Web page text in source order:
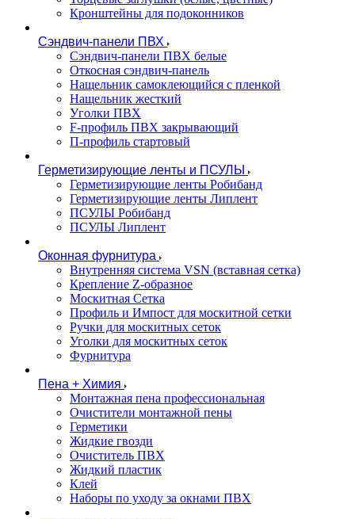
Кронштейны для подоконников
Сэндвич-панели ПВХ
Сэндвич-панели ПВХ белые
Откосная сэндвич-панель
Нащельник самоклеющийся с пленкой
Нащельник жесткий
Уголки ПВХ
F-профиль ПВХ закрывающий
П-профиль стартовый
Герметизирующие ленты и ПСУЛЫ
Герметизирующие ленты Робибанд
Герметизирующие ленты Липлент
ПСУЛЫ Робибанд
ПСУЛЫ Липлент
Оконная фурнитура
Внутренняя система VSN (вставная сетка)
Крепление Z-образное
Москитная Сетка
Профиль и Импост для москитной сетки
Ручки для москитных сеток
Уголки для москитных сеток
Фурнитура
Пена + Химия
Монтажная пена профессиональная
Очистители монтажной пены
Герметики
Жидкие гвозди
Очиститель ПВХ
Жидкий пластик
Клей
Наборы по уходу за окнами ПВХ